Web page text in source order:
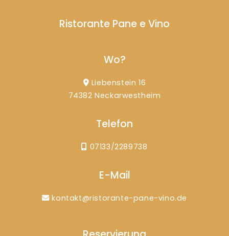
Ristorante Pane e Vino
Wo?
Liebenstein 16
74382 Neckarwestheim
Telefon
07133/2289738
E-Mail
kontakt@ristorante-pane-vino.de